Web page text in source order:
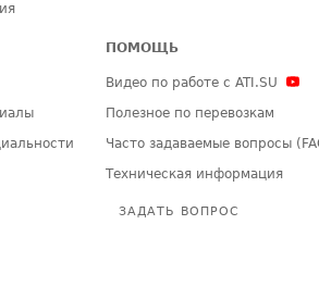
ПОМОЩЬ
Видео по работе с ATI.SU
Полезное по перевозкам
Часто задаваемые вопросы
Техническая информация
ЗАДАТЬ ВОПРОС